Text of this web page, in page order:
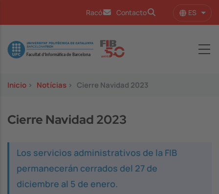
Racó Contacto ES
Image
Inicio > Notícias > Cierre Navidad 2023
Cierre Navidad 2023
Los servicios administrativos de la FIB
permanecerán cerrados del 27 de
diciembre al 5 de enero.